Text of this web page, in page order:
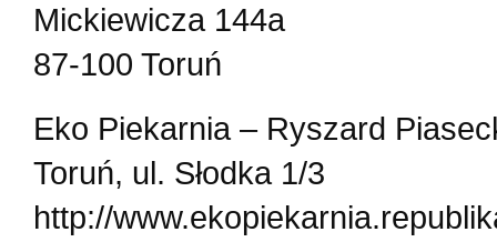
Mickiewicza 144a
87-100 Toruń
Eko Piekarnia – Ryszard
Toruń, ul. Słodka 1/3
http://